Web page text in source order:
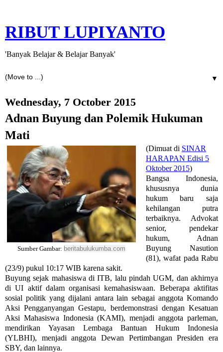
RIBUT LUPIYANTO
'Banyak Belajar & Belajar Banyak'
▼
Wednesday, 7 October 2015
Adnan Buyung dan Polemik Hukuman
Mati
Sumber Gambar: beritabulukumba.com
(Dimuat di SINAR
HARAPAN Edisi 5
Oktober 2015)
Bangsa Indonesia,
khususnya dunia
hukum baru saja
kehilangan putra
terbaiknya. Advokat
senior, pendekar
hukum, Adnan
Buyung Nasution
(81), wafat pada Rabu
(23/9) pukul 10:17 WIB karena sakit.
Buyung sejak mahasiswa di ITB, lalu pindah UGM, dan akhirnya
di UI aktif dalam organisasi kemahasiswaan. Beberapa aktifitas
sosial politik yang dijalani antara lain sebagai anggota Komando
Aksi Pengganyangan Gestapu, berdemonstrasi dengan Kesatuan
Aksi Mahasiswa Indonesia (KAMI), menjadi anggota parleman,
mendirikan Yayasan Lembaga Bantuan Hukum Indonesia
(YLBHI), menjadi anggota Dewan Pertimbangan Presiden era
SBY, dan lainnya.